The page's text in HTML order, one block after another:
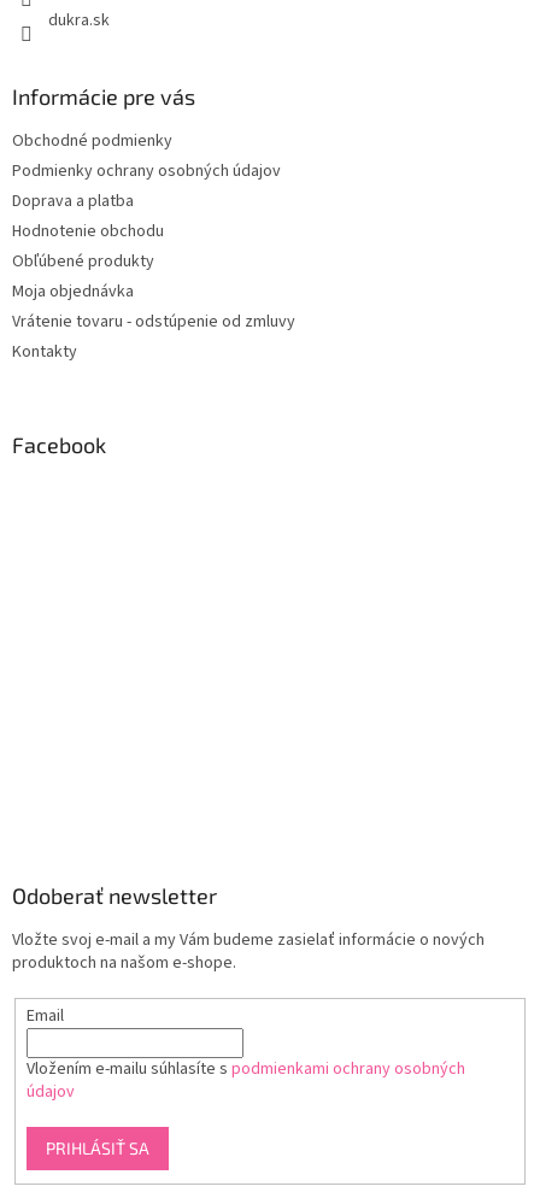
dukra.sk
Informácie pre vás
Obchodné podmienky
Podmienky ochrany osobných údajov
Doprava a platba
Hodnotenie obchodu
Obľúbené produkty
Moja objednávka
Vrátenie tovaru - odstúpenie od zmluvy
Kontakty
Facebook
Odoberať newsletter
Vložte svoj e-mail a my Vám budeme zasielať informácie o nových
produktoch na našom e-shope.
Email
Vložením e-mailu súhlasíte s podmienkami ochrany osobných
údajov
PRIHLÁSIŤ SA